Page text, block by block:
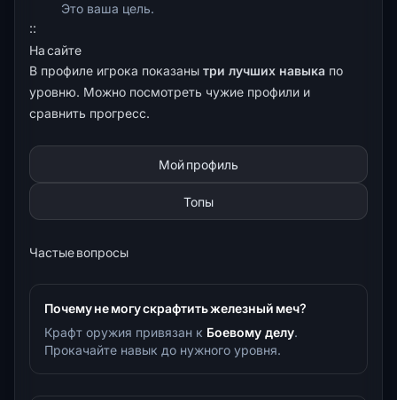
Это ваша цель.
::
На сайте
В профиле игрока показаны три лучших навыка по
уровню. Можно посмотреть чужие профили и
сравнить прогресс.
Мой профиль
Топы
Частые вопросы
Почему не могу скрафтить железный меч?
Крафт оружия привязан к Боевому делу.
Прокачайте навык до нужного уровня.